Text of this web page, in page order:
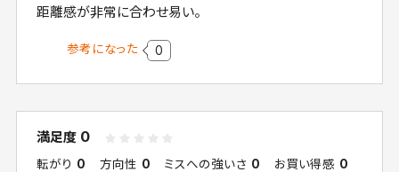
距離感が非常に合わせ易い。
参考になった 0
満足度 0
転がり 0 方向性 0 ミスへの強いさ 0 お買い得感 0